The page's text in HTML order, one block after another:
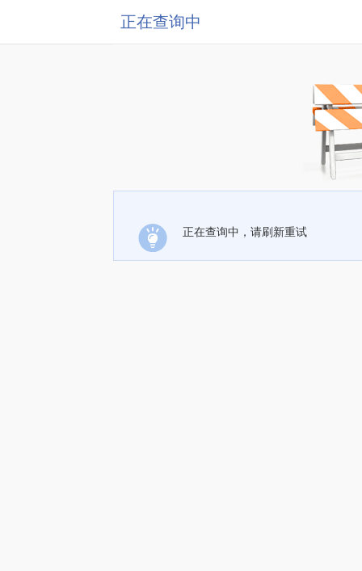
正在查询中
正在查询中，请刷新重试